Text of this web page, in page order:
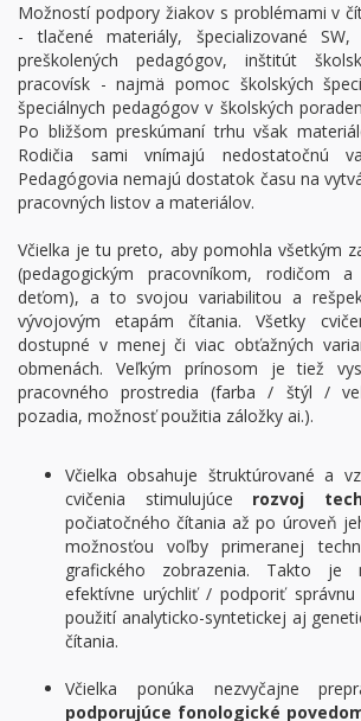
Možností podpory žiakov s problémami v
- tlačené materiály, špecializované SW,
preškolených pedagógov, inštitút
pracovísk - najmä pomoc školských
špeciálnych pedagógov v školských
Po bližšom preskúmaní trhu však
Rodičia sami vnímajú nedostatočnú
Pedagógovia nemajú dostatok času na
pracovných listov a materiálov.
Včielka je tu preto, aby pomohla všetkým
(pedagogickým pracovníkom, rodičom
deťom), a to svojou variabilitou a
vývojovým etapám čítania. Všetky
dostupné v menej či viac obťažných
obmenách. Veľkým prínosom je tiež
pracovného prostredia (farba / štýl /
pozadia, možnosť použitia záložky ai.).
Včielka obsahuje štruktúrované a
cvičenia stimulujúce rozvoj
počiatočného čítania až po úroveň
možnosťou voľby primeranej
grafického zobrazenia. Takto je
efektívne urýchliť / podporiť
použití analyticko-syntetickej aj
čítania.
Včielka ponúka nezvyčajne
podporujúce fonologické